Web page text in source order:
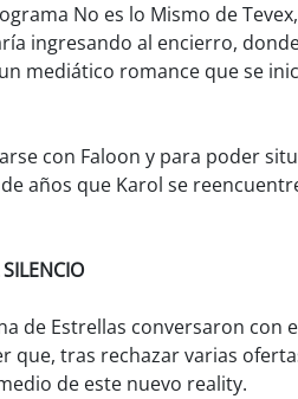
No es lo Mismo de
ingresando al encierro,
mediático romance que se
con Faloon y para poder
años que Karol se
de Estrellas conversaron con
que, tras rechazar varias
de este nuevo reality.